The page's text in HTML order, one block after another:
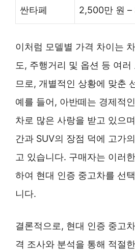
싼타페 2,500만 원 –
이처럼 모델별 가격 차이는
도, 주행거리 및 옵션 등 여러
므로, 개별적인 상황에 맞춘
예를 들어, 아반떼는 경제적
차로 많은 사랑을 받고 있으
간과 SUV의 장점 덕에 고가
고 있습니다. 구매자는 이러
하여 현대 인증 중고차를 선
니다.
결론적으로, 현대 인증 중고
격 조사와 분석을 통해 적절